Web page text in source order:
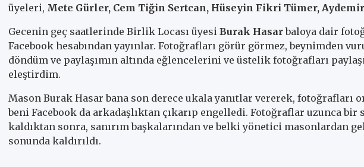
üyeleri, Mete Gürler, Cem Tiğin Sertcan, Hüseyin Fikri Tümer,
Gecenin geç saatlerinde Birlik Locası üyesi Burak Hasarbaloya dair
Facebook hesabından yayınlar. Fotoğrafları görür görmez, beynimden
döndüm ve paylaşımın altında eğlencelerini ve üstelik fotoğrafları
eleştirdim.
Mason Burak Hasar bana son derece ukala yanıtlar vererek, fotoğrafları
beni Facebook da arkadaşlıktan çıkarıp engelledi. Fotoğraflar uzunca bir
kaldıktan sonra, sanırım başkalarından ve belki yönetici masonlardan
sonunda kaldırıldı.